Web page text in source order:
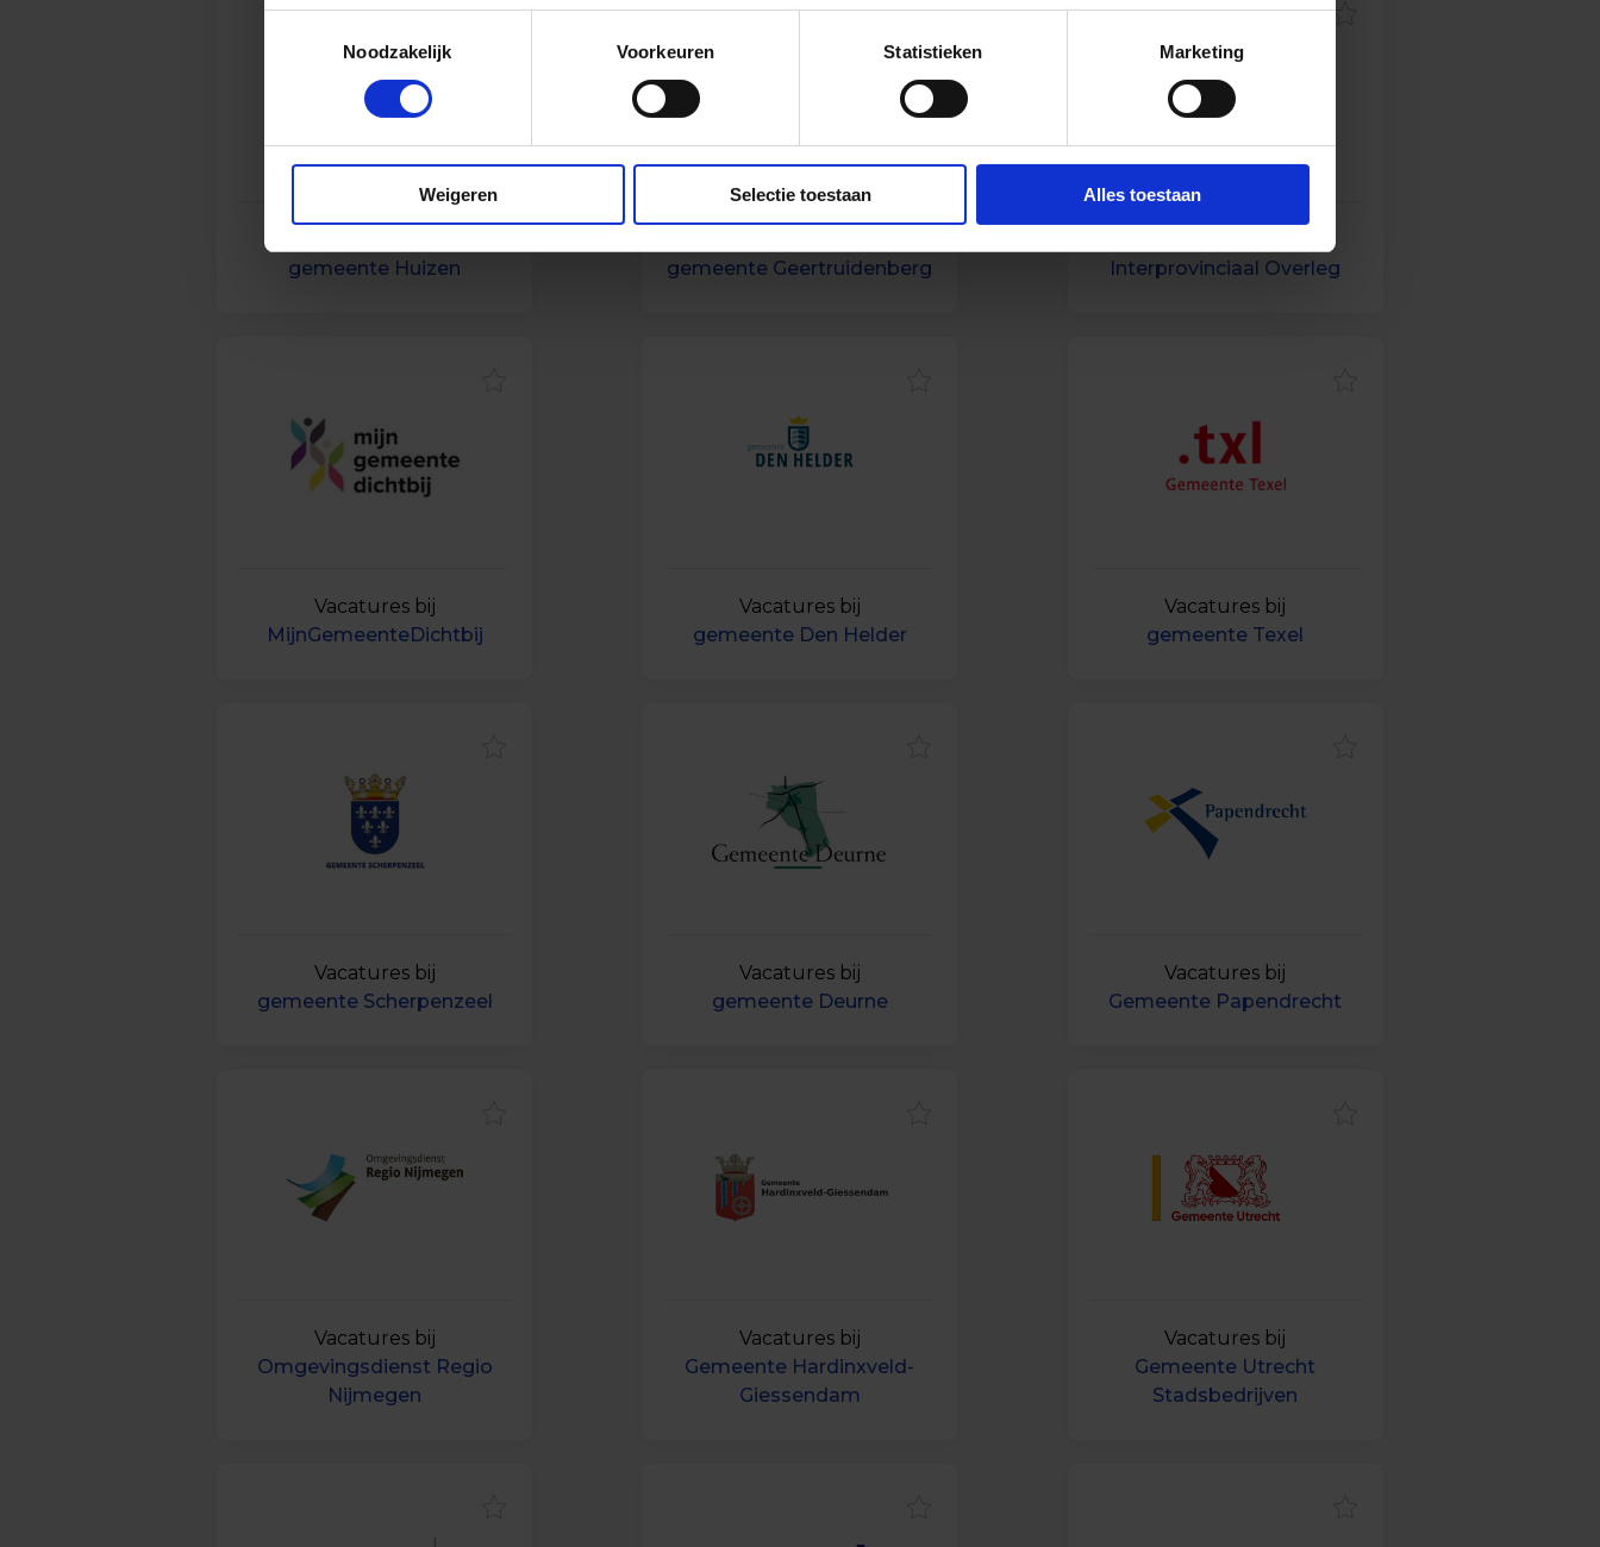
Noodzakelijk
Voorkeuren Statistieken Marketing
Weigeren Selectie toestaan Alles toestaan
gemeente Huizen
gemeente Geertruidenberg
Interprovinciaal Overleg
Vacatures bij
MijnGemeenteDichtbij
Vacatures bij
gemeente Den Helder
Vacatures bij
gemeente Texel
Vacatures bij
gemeente Scherpenzeel
Vacatures bij
gemeente Deurne
Vacatures bij
Gemeente Papendrecht
Vacatures bij
Omgevingsdienst Regio
Nijmegen
Vacatures bij
Gemeente Hardinxveld-
Giessendam
Vacatures bij
Gemeente Utrecht
Stadsbedrijven